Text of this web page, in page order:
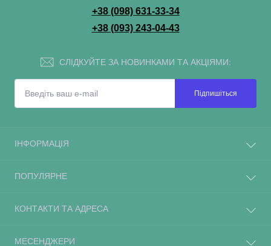
+38 (098) 631-33-34
+38 (093) 243-04-43
СЛІДКУЙТЕ ЗА НОВИНКАМИ ТА АКЦІЯМИ:
Підпишіться
ІНФОРМАЦІЯ
ПОПУЛЯРНЕ
КОНТАКТИ ТА АДРЕСА
МЕСЕНДЖЕРИ